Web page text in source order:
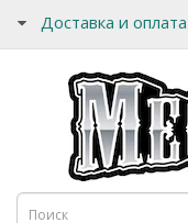
Доставка и оплата